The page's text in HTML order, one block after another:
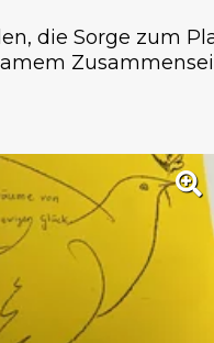
die Sorge zum